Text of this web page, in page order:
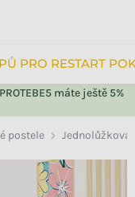
máte ještě 5%
PRO RESTART
postele Jednolůžková